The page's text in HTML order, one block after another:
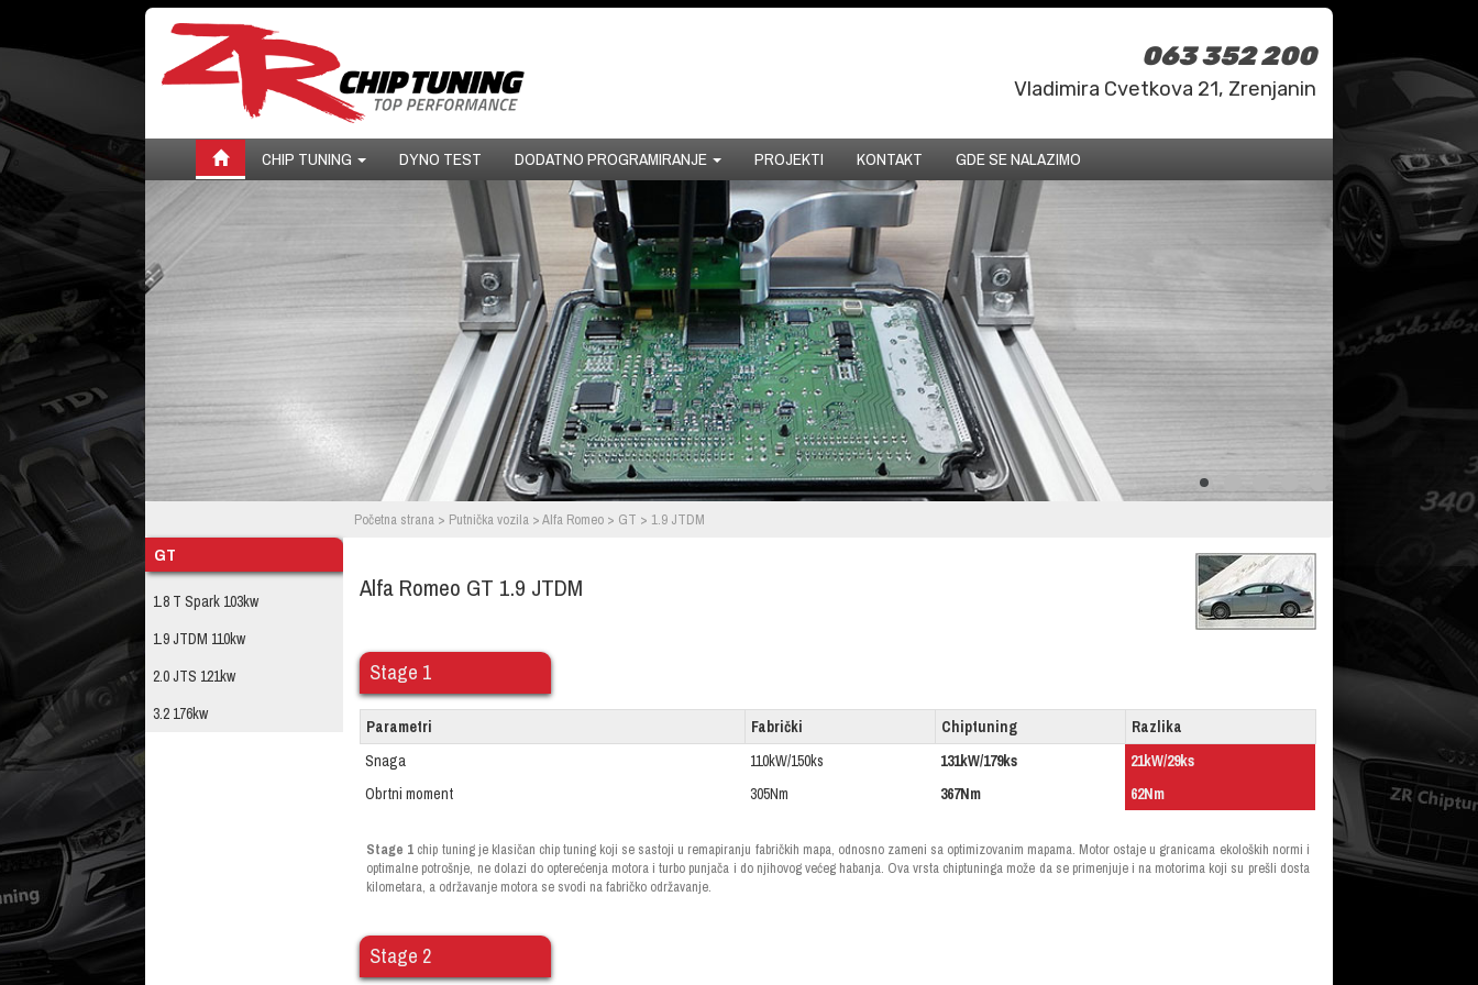
063 352 200
Vladimira Cvetkova 21, Zrenjanin
CHIP TUNING DYNO TEST DODATNO PROGRAMIRANJE PROJEKTI KONTAKT GDE SE NALAZIMO
Početna strana > Putnička vozila >Alfa Romeo > GT > 1.9 JTDM
GT
1.8 T Spark 103kw
1.9 JTDM 110kw
2.0 JTS 121kw
3.2 176kw
Alfa Romeo GT 1.9 JTDM
Stage 1
Parametri Fabrički Chiptuning
Razlika
Snaga
110kW/150ks 131kW/179ks
21kW/29ks
Obrtni moment
305Nm 367Nm 62Nm
Stage 1 chip tuning je klasičan chip tuning koji se sastoji u remapiranju fabričkih mapa, odnosno zameni sa optimizovanim mapama. Motor ostaje u granicama ekoloških normi i
optimalne potrošnje, ne dolazi do opterećenja motora i turbo punjača i do njihovog većeg habanja. Ova vrsta chiptuninga može da se primenjuje i na motorima koji su prešli dosta
kilometara, a održavanje motora se svodi na fabričko održavanje.
Stage 2